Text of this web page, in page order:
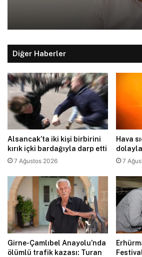
Diğer Haberler
Alsancak’ta iki kişi birbirini
kırık içki bardağıyla darp etti
7 Ağustos 2026
Hava
7
Girne-Çamlıbel Anayolu’nda
ölümlü trafik kazası: Turan